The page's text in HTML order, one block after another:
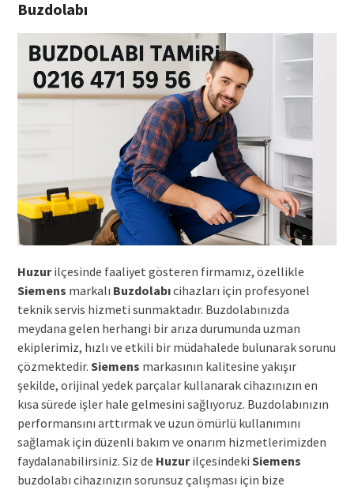
Buzdolabı
Huzurilçesinde faaliyet gösteren firmamız, özellikle
Siemens markalı Buzdolabıcihazları için profesyonel
teknik servis hizmeti sunmaktadır. Buzdolabınızda
meydana gelen herhangi bir arıza durumunda uzman
ekiplerimiz, hızlı ve etkili bir müdahalede bulunarak sorunu
çözmektedir. Siemens markasının kalitesine yakışır
şekilde, orijinal yedek parçalar kullanarak cihazınızın en
kısa sürede işler hale gelmesini sağlıyoruz. Buzdolabınızın
performansını arttırmak ve uzun ömürlü kullanımını
sağlamak için düzenli bakım ve onarım hizmetlerimizden
faydalanabilirsiniz. Siz de Huzurilçesindeki Siemens
buzdolabı cihazınızın sorunsuz çalışması için bize